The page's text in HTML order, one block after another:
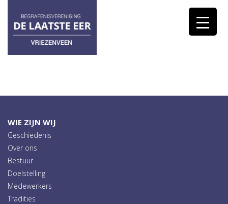
WIE ZIJN WIJ
Geschiedenis
Over ons
Bestuur
Doelstelling
Medewerkers
Tradities